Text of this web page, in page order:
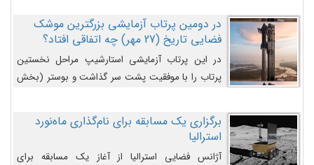
در دومین پرتاب آزمایشی بزرگترین موشک
فضایی تاریخ (27 مهر‌) چه اتفاقی افتاد؟
در این پرتاب آزمایشی استارشیپ مراحل نخستین
پرتاب را با موفقیت پشت سر گذاشت و بوستر (بخش
را وارد مسیر از پیش تعیین‌شده کند و سپس با یک
مکانیزم جدید با موفقیت از آن جدا شود. ‌
برگزاری یک مسابقه برای نام‌گذاری ماه‌نورد
استرالیا
آژانس فضایی استرالیا از آغاز یک مسابقه برای